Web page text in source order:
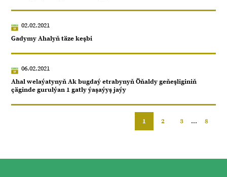
02.02.2021
Gadymy Ahalyň täze keşbi
06.02.2021
Ahal welaýatynyň Ak bugdaý etrabynyň Öňaldy geňeşliginiň
çäginde gurulýan 1 gatly ýaşaýyş jaýy
1 2 3 ... 8